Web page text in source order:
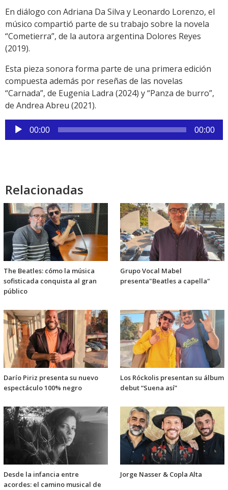
En diálogo con Adriana Da Silva y Leonardo Lorenzo, el
músico compartió parte de su trabajo sobre la novela
“Cometierra”, de la autora argentina Dolores Reyes
(2019).
Esta pieza sonora forma parte de una primera edición
compuesta además por reseñas de las novelas
“Carnada”, de Eugenia Ladra (2024) y “Panza de burro”,
de Andrea Abreu (2021).
Reproductor
de
00:00 00:00
Relacionadas
The Beatles: cómo la música
sofisticada conquista al gran
público
Grupo Vocal Mabel
presenta"Beatles a capella"
Darío Piriz presenta su nuevo
espectáculo 100% negro
Los Róckolis presentan su álbum
debut “Suena así”
Desde la infancia entre
acordes: el camino musical de
Jorge Nasser & Copla Alta